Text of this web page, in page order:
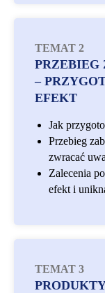
TEMAT 2
PRZEBIEG
–
EFEKT
Jak
Przebieg
zwracać
Zalecenia
efekt i
TEMAT 3